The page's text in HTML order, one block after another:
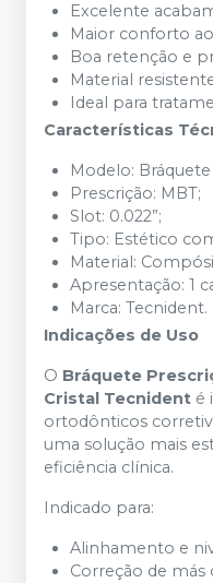
Excelente
Maior conforto
Boa retenção e
Material
Ideal para
Características
Modelo:
Prescrição: MBT;
Slot: 0.022”;
Tipo: Estético
Material:
Apresentação: 1
Marca: Tecnident.
Indicações de Uso
O Bráquete
Cristal Tecnident é
ortodônticos
uma solução mais
eficiência clínica.
Indicado para:
Alinhamento e
Correção de más